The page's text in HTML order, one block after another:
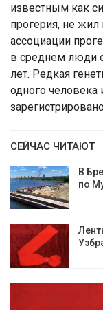
известным как
прогерия, не
ассоциации
в среднем люди
лет. Редкая
одного
СЕЙЧАС ЧИТАЮТ
В
по